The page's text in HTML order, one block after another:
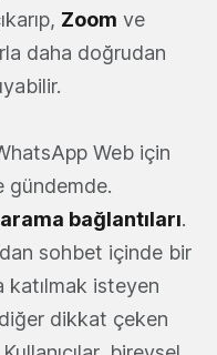
Zoom ve
daha doğrudan
Web için
gündemde.
bağlantıları.
sohbet içinde bir
katılmak isteyen
dikkat çeken